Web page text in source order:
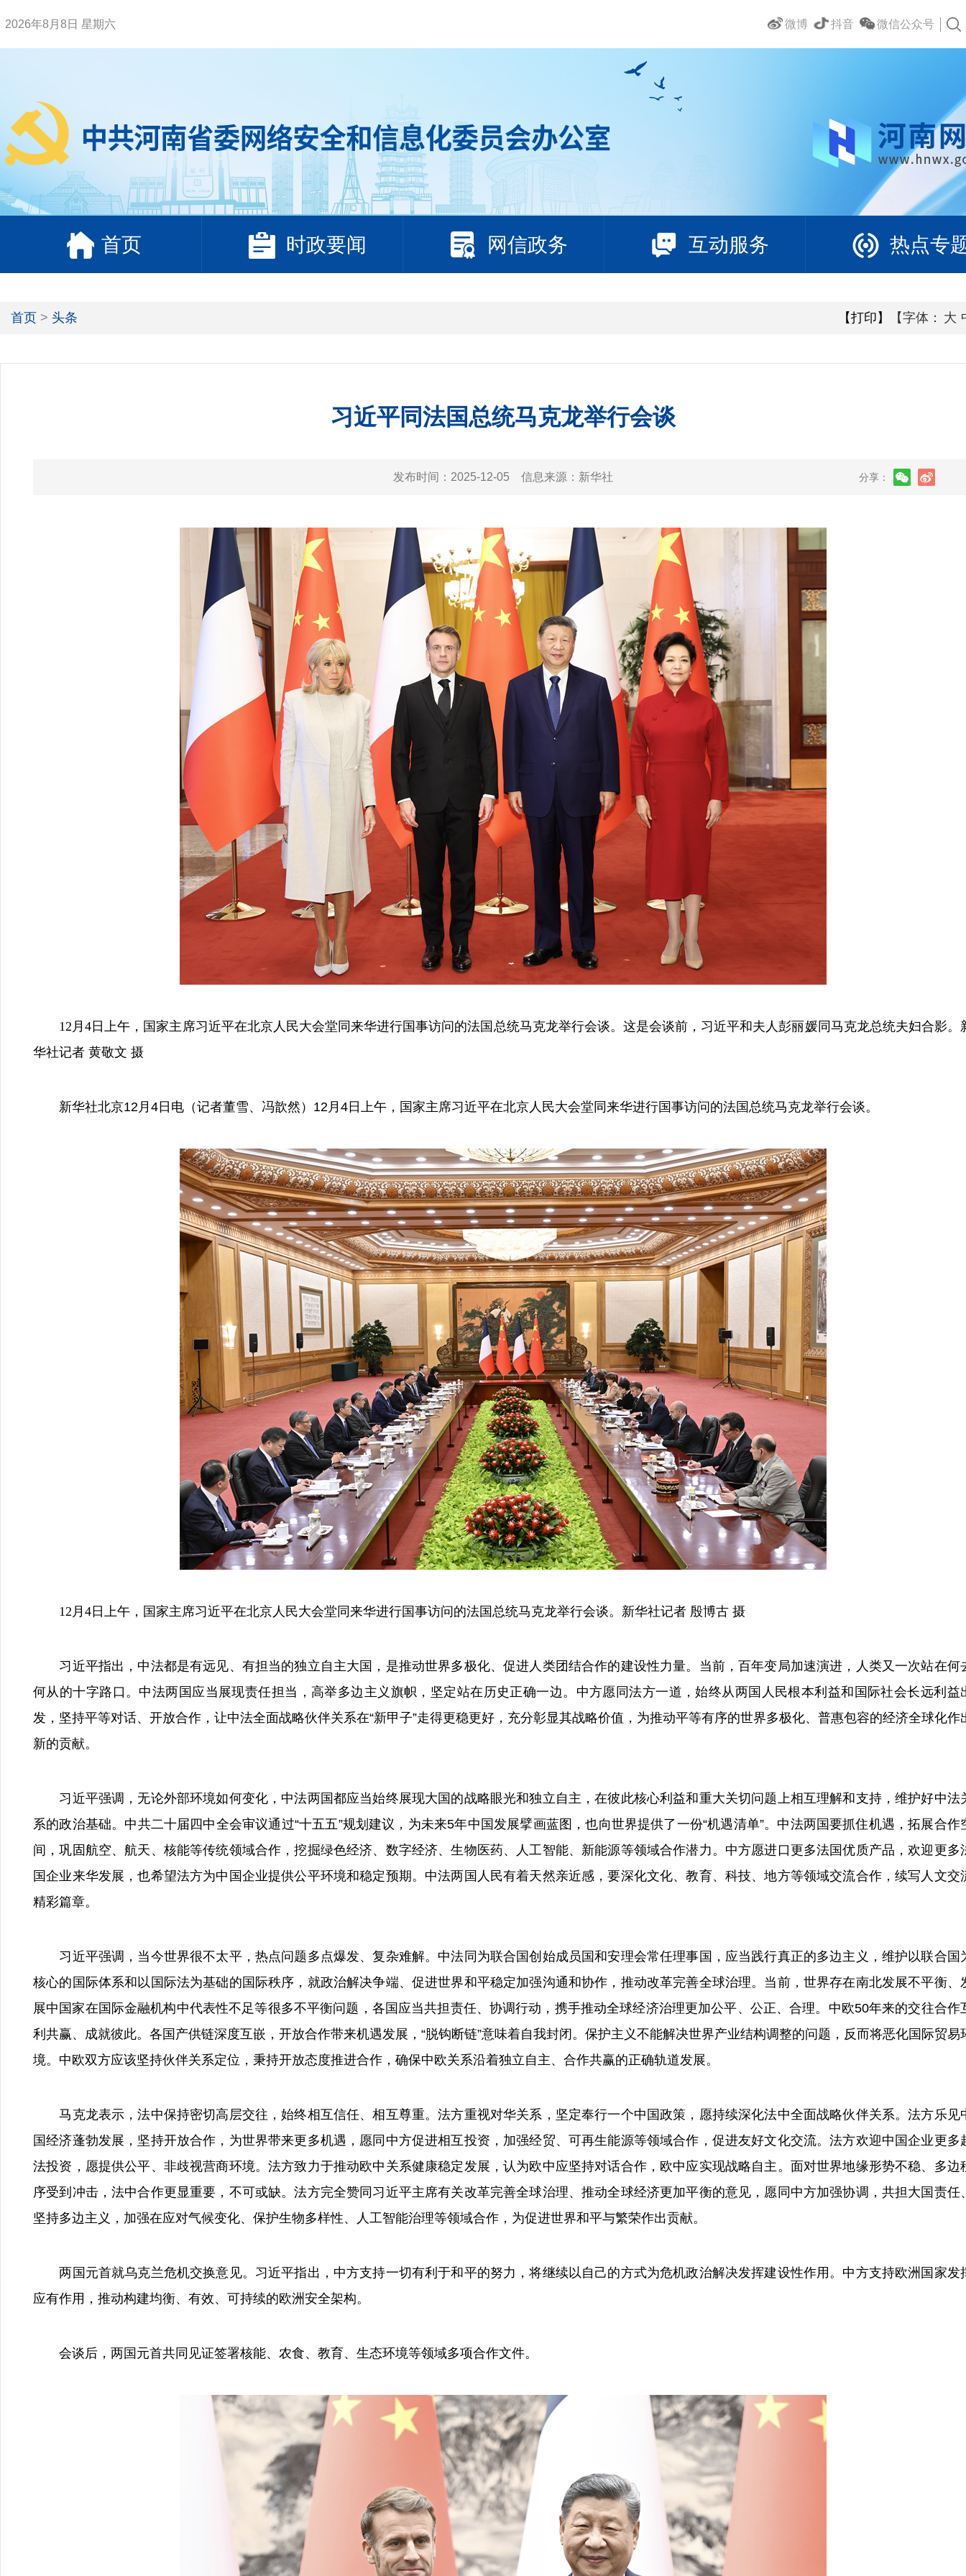
2026年8月8日 星期六 微信公众号
抖音
微博
首页 时政要闻 网信政务 互动服务 热点专
首页 > 头条 【打印】 【字体： 大
习近平同法国总统马克龙举行会谈
发布时间： 2025-12-05 信息来源： 新华社 分享：
12月4日上午，国家主席习近平在北京人民大会堂同来华进行国事访问的法国总统马克龙举行会谈。这是会谈前，习近平和夫人彭丽媛同马克龙总统夫妇合影。
华社记者 黄敬文 摄
新华社北京12月4日电（记者董雪、冯歆然）12月4日上午，国家主席习近平在北京人民大会堂同来华进行国事访问的法国总统马克龙举行会谈。
12月4日上午，国家主席习近平在北京人民大会堂同来华进行国事访问的法国总统马克龙举行会谈。新华社记者 殷博古 摄
习近平指出，中法都是有远见、有担当的独立自主大国，是推动世界多极化、促进人类团结合作的建设性力量。当前，百年变局加速演进，人类又一次站在何
何从的十字路口。中法两国应当展现责任担当，高举多边主义旗帜，坚定站在历史正确一边。中方愿同法方一道，始终从两国人民根本利益和国际社会长远利益
发，坚持平等对话、开放合作，让中法全面战略伙伴关系在“新甲子”走得更稳更好，充分彰显其战略价值，为推动平等有序的世界多极化、普惠包容的经济全球化作
新的贡献。
习近平强调，无论外部环境如何变化，中法两国都应当始终展现大国的战略眼光和独立自主，在彼此核心利益和重大关切问题上相互理解和支持，维护好中法
系的政治基础。中共二十届四中全会审议通过“十五五”规划建议，为未来5年中国发展擘画蓝图，也向世界提供了一份“机遇清单”。中法两国要抓住机遇，拓展合作
间，巩固航空、航天、核能等传统领域合作，挖掘绿色经济、数字经济、生物医药、人工智能、新能源等领域合作潜力。中方愿进口更多法国优质产品，欢迎更多
国企业来华发展，也希望法方为中国企业提供公平环境和稳定预期。中法两国人民有着天然亲近感，要深化文化、教育、科技、地方等领域交流合作，续写人文交
精彩篇章。
习近平强调，当今世界很不太平，热点问题多点爆发、复杂难解。中法同为联合国创始成员国和安理会常任理事国，应当践行真正的多边主义，维护以联合国
核心的国际体系和以国际法为基础的国际秩序，就政治解决争端、促进世界和平稳定加强沟通和协作，推动改革完善全球治理。当前，世界存在南北发展不平衡、
展中国家在国际金融机构中代表性不足等很多不平衡问题，各国应当共担责任、协调行动，携手推动全球经济治理更加公平、公正、合理。中欧50年来的交往合作
利共赢、成就彼此。各国产供链深度互嵌，开放合作带来机遇发展，“脱钩断链”意味着自我封闭。保护主义不能解决世界产业结构调整的问题，反而将恶化国际贸易
境。中欧双方应该坚持伙伴关系定位，秉持开放态度推进合作，确保中欧关系沿着独立自主、合作共赢的正确轨道发展。
马克龙表示，法中保持密切高层交往，始终相互信任、相互尊重。法方重视对华关系，坚定奉行一个中国政策，愿持续深化法中全面战略伙伴关系。法方乐见
国经济蓬勃发展，坚持开放合作，为世界带来更多机遇，愿同中方促进相互投资，加强经贸、可再生能源等领域合作，促进友好文化交流。法方欢迎中国企业更多
法投资，愿提供公平、非歧视营商环境。法方致力于推动欧中关系健康稳定发展，认为欧中应坚持对话合作，欧中应实现战略自主。面对世界地缘形势不稳、多边
序受到冲击，法中合作更显重要，不可或缺。法方完全赞同习近平主席有关改革完善全球治理、推动全球经济更加平衡的意见，愿同中方加强协调，共担大国责任
坚持多边主义，加强在应对气候变化、保护生物多样性、人工智能治理等领域合作，为促进世界和平与繁荣作出贡献。
两国元首就乌克兰危机交换意见。习近平指出，中方支持一切有利于和平的努力，将继续以自己的方式为危机政治解决发挥建设性作用。中方支持欧洲国家发
应有作用，推动构建均衡、有效、可持续的欧洲安全架构。
会谈后，两国元首共同见证签署核能、农食、教育、生态环境等领域多项合作文件。